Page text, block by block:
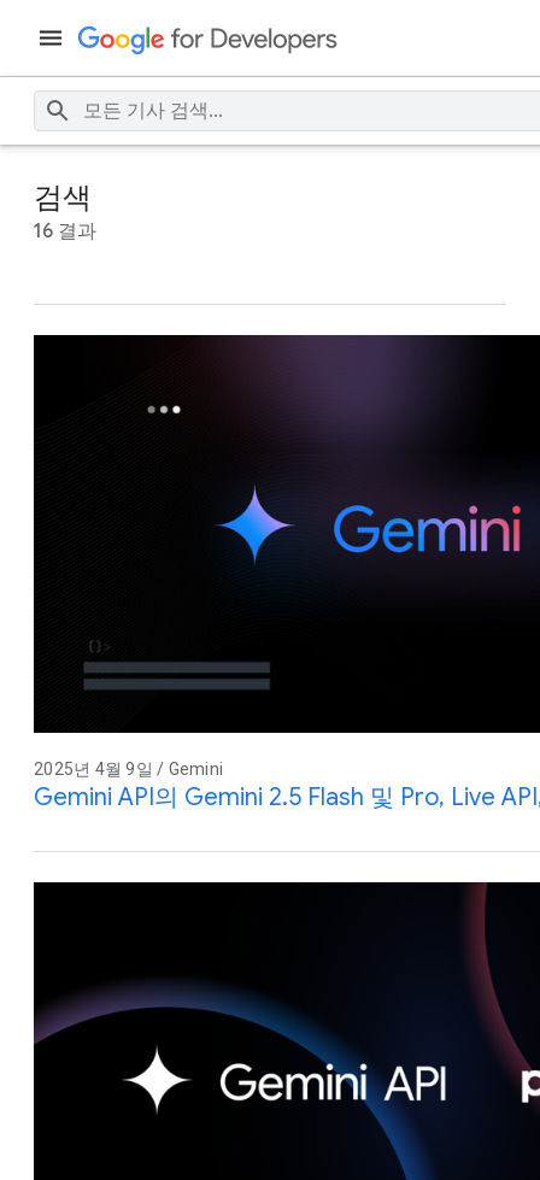
검색
16 결과
2025년 4월 9일 / Gemini
Gemini API의 Gemini 2.5 Flash 및 Pro, Live